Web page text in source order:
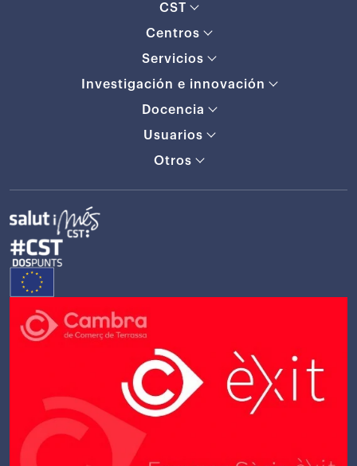
CST
Centros
Servicios
Investigación e innovación
Docencia
Usuarios
Otros